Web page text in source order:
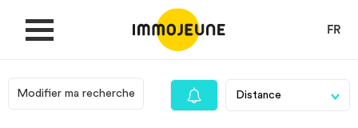
FR
MY ACCOUNT
Modifier ma recherche